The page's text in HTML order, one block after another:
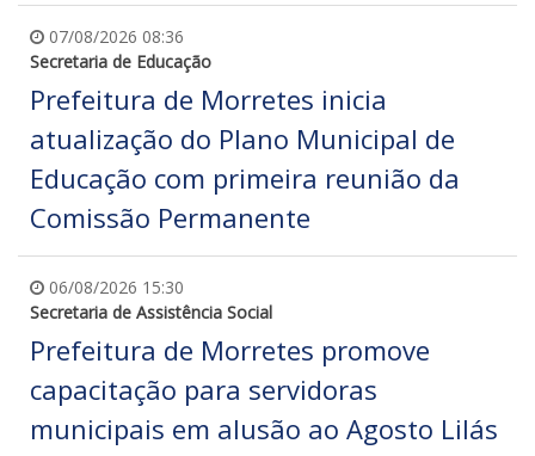
07/08/2026 08:36
Secretaria de Educação
Prefeitura de Morretes inicia
atualização do Plano Municipal de
Educação com primeira reunião da
Comissão Permanente
06/08/2026 15:30
Secretaria de Assistência Social
Prefeitura de Morretes promove
capacitação para servidoras
municipais em alusão ao Agosto Lilás